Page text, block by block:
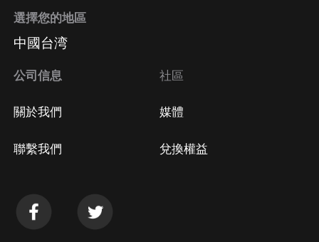
選擇您的地區
中國台湾
公司信息
關於我們
聯繫我們
社區
媒體
兌換權益